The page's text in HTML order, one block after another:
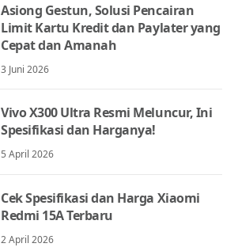
Asiong Gestun, Solusi Pencairan
Limit Kartu Kredit dan Paylater yang
Cepat dan Amanah
3 Juni 2026
Vivo X300 Ultra Resmi Meluncur, Ini
Spesifikasi dan Harganya!
5 April 2026
Cek Spesifikasi dan Harga Xiaomi
Redmi 15A Terbaru
2 April 2026